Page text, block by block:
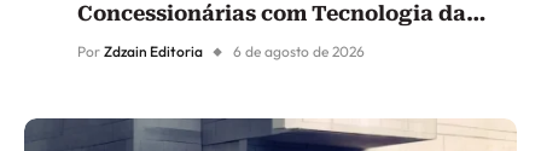
Concessionárias com Tecnologia da
Samsung
Por Zdzain Editoria 6 de agosto de 2026